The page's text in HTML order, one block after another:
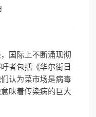
国际上不断涌现彻
者包括《华尔街日
认为菜市场是病毒
味着传染病的巨大